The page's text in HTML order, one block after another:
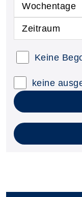
Wochentage
Zeitraum
Keine
keine